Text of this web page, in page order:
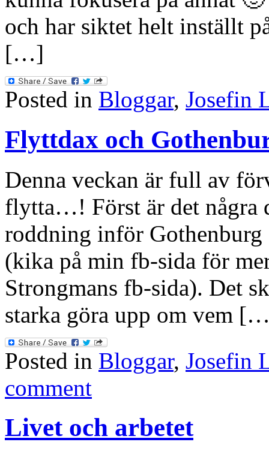
och har siktet helt inställt
[…]
Posted in Bloggar, Josefin
Flyttdax och
Denna veckan är full av
flytta…! Först är det några
roddning inför Gothenburg
(kika på min fb-sida för
Strongmans fb-sida). Det
starka göra upp om vem
Posted in Bloggar, Josefin
comment
Livet och arbetet